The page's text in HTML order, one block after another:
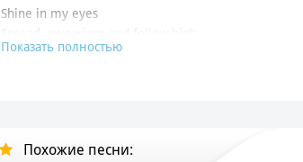
Shine in my eyes
I hold you close
Ты меня дождись
Показать полностью
Похожие песни: